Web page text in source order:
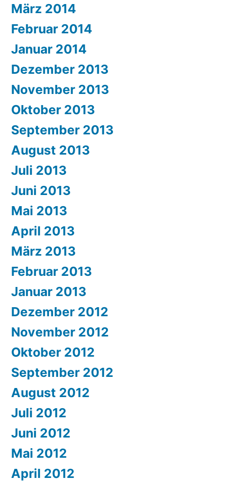
März 2014
Februar 2014
Januar 2014
Dezember 2013
November 2013
Oktober 2013
September 2013
August 2013
Juli 2013
Juni 2013
Mai 2013
April 2013
März 2013
Februar 2013
Januar 2013
Dezember 2012
November 2012
Oktober 2012
September 2012
August 2012
Juli 2012
Juni 2012
Mai 2012
April 2012